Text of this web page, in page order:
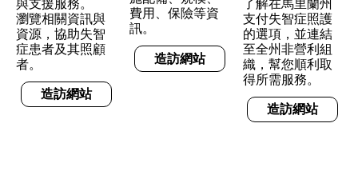
與支援服務。
瀏覽相關資訊與
資源，協助失智
症患者及其照顧
者。
造訪網站
費用、保險等資
訊。
造訪網站
了解在馬里蘭州
支付失智症照護
的選項，並連結
至全州非營利組
織，幫您順利取
得所需服務。
造訪網站